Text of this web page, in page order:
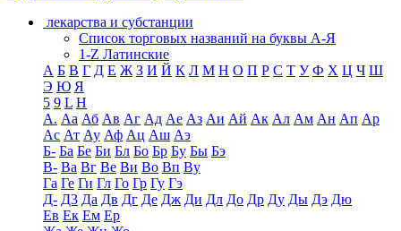
лекарства и субстанции
Список торговых названий на буквы А-Я
1-Z Латинские
А Б В Г Д Е Ж З И Й К Л М Н О П Р С Т У Ф Х Ц Ч Ш
Э Ю Я
5 9 L H
А. Аа Аб Ав Аг Ад Ае Аз Аи Ай Ак Ал Ам Ан Ап Ар
Ас Ат Ау Аф Ац Аш Аэ
Б- Ба Бе Би Бл Бо Бр Бу Бы Бэ
В- Ва Вг Ве Ви Во Вп Ву
Га Ге Ги Гл Го Гр Гу Гэ
Д- Д3 Да Дв Дг Де Дж Ди Дл До Др Ду Ды Дэ Дю
Ев Ек Ем Ер